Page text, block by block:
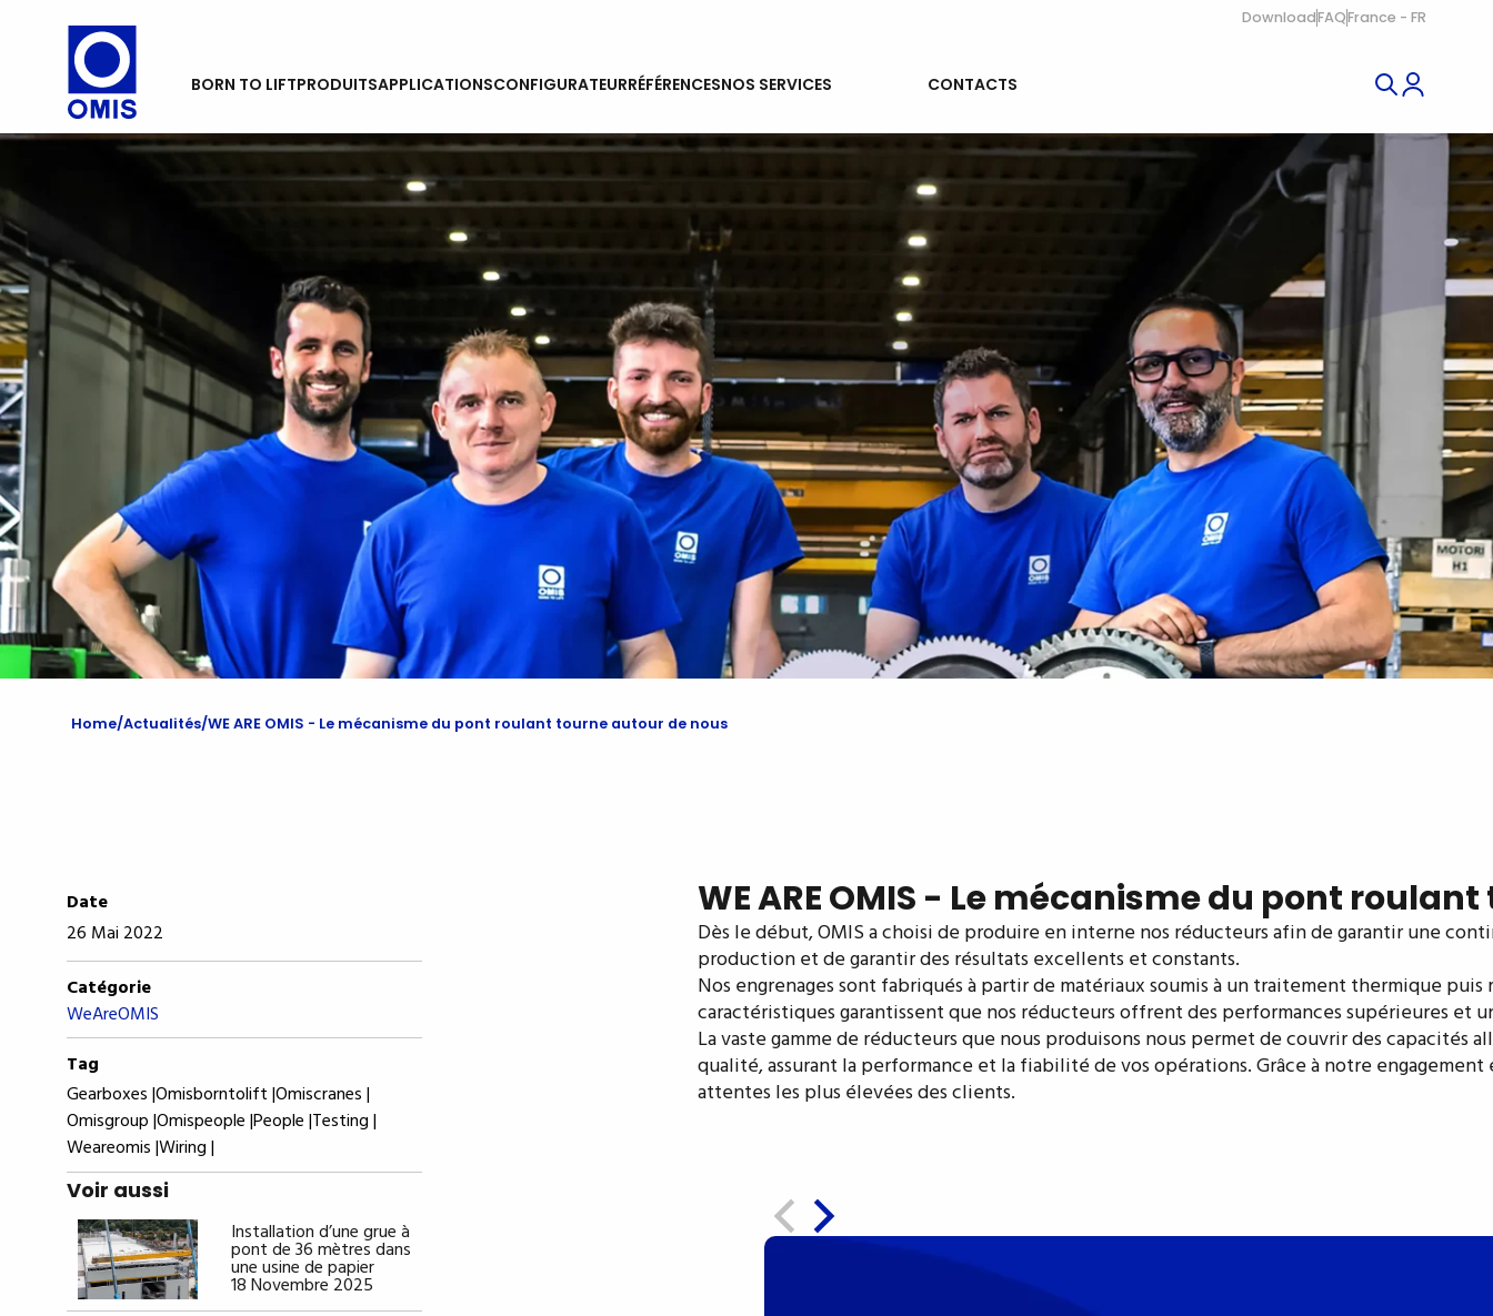
DownloadFAQ France - FR
BORN TO LIFTPRODUITSAPPLICATIONSCONFIGURATEURRÉFÉRENCESNOS SERVICES
CONTACTS
Home Actualités WE ARE OMIS - Le mécanisme du pont roulant tourne autour de nous
Date
26 Mai 2022
Catégorie
WeAreOMIS
Tag
Gearboxes |Omisborntolift |Omiscranes |
Omisgroup |Omispeople |People |Testing |
Weareomis |Wiring |
Voir aussi
Installation d’une grue à
pont de 36 mètres dans
une usine de papier
18 Novembre 2025
WE ARE OMIS - Le mécanisme du pont
Dès le début, OMIS a choisi de produire en interne nos réducteurs afin de garantir une
production et de garantir des résultats excellents et constants.
Nos engrenages sont fabriqués à partir de matériaux soumis à un traitement thermique
caractéristiques garantissent que nos réducteurs offrent des performances supérieures et
La vaste gamme de réducteurs que nous produisons nous permet de couvrir des
qualité, assurant la performance et la fiabilité de vos opérations. Grâce à notre
attentes les plus élevées des clients.